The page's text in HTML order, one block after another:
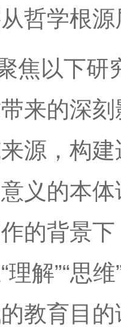
哲学根
焦以下研
来的深
源，构
义的本
的背景
解”“思
教育目